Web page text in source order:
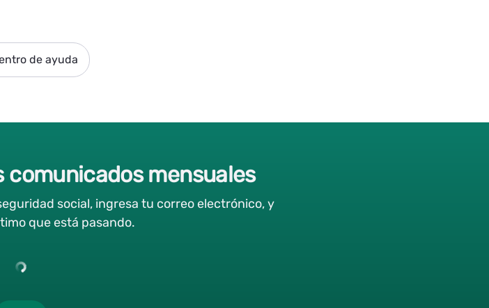
de ayuda
mensuales
social, ingresa tu correo electrónico, y
que está pasando.